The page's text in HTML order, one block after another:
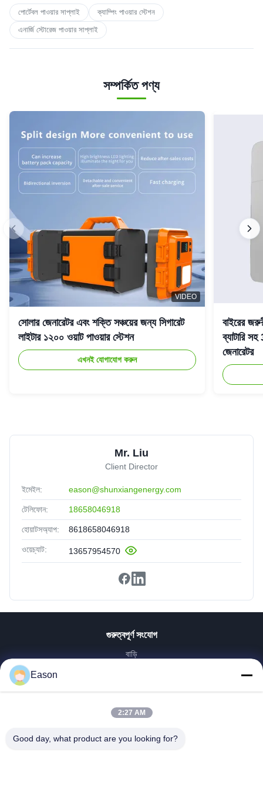
পোর্টেবল পাওয়ার সাপ্লাই
ক্যাম্পিং পাওয়ার স্টেশন
এনার্জি স্টোরেজ পাওয়ার সাপ্লাই
সম্পর্কিত পণ্য
VIDEO
সোলার জেনারেটর এবং শক্তি সঞ্চয়ের জন্য সিগারেট
লাইটার ১২০০ ওয়াট পাওয়ার স্টেশন
এখনই যোগাযোগ করুন
বাইরের
ব্যাটারি
জেনারেটর
Mr. Liu
Client Director
ইমেইল: eason@shunxiangenergy.com
টেলিফোন: 18658046918
হোয়াটসঅ্যাপ: 8618658046918
ওয়েচ্যাট: 13657954570
গুরুত্বপূর্ণ সংযোগ
বাড়ি
কারখানা ভ্রমণ
Eason
2:27 AM
Good day, what product are you looking for?